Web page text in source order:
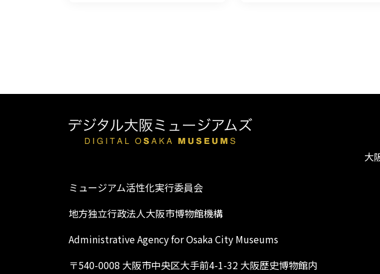
大
ミュージアム活性化実行委員会
地方独立行政法人大阪市博物館機構
Administrative Agency for Osaka City Museums
〒540-0008 大阪市中央区大手前4-1-32 大阪歴史博物館内